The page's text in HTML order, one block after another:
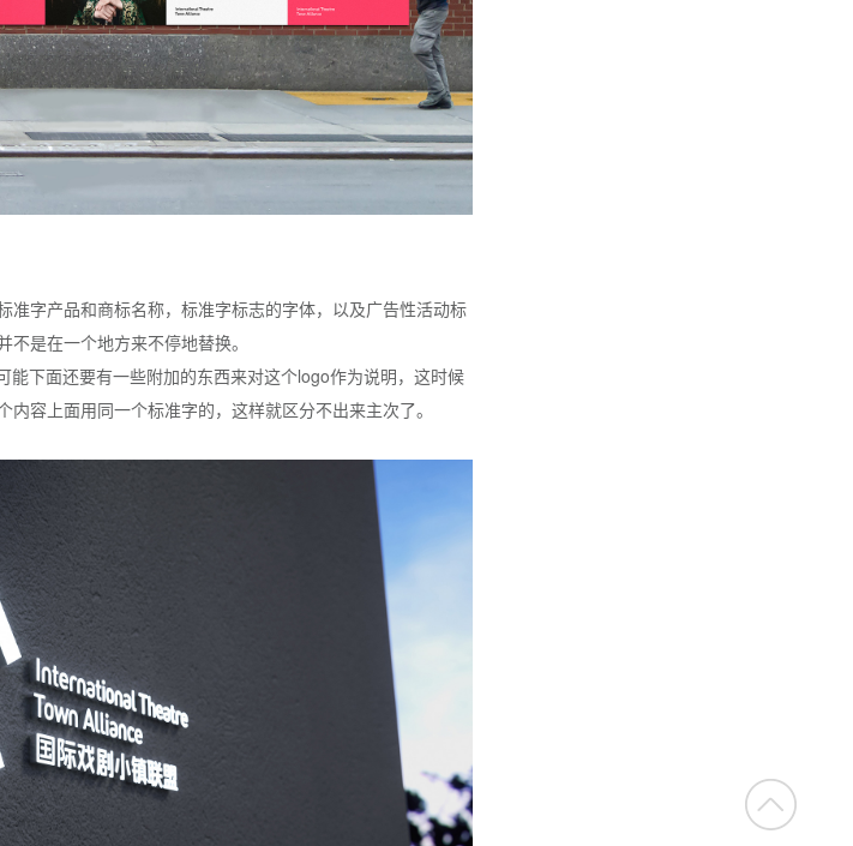
准字产品和商标名称，标准字标志的字体，以及广告性活动标
是在一个地方来不停地替换。
下面还要有一些附加的东西来对这个logo作为说明，这时候
容上面用同一个标准字的，这样就区分不出来主次了。